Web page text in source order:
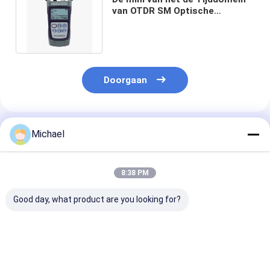
van OTDR SM Optische
Doorgaan
Geadviseerde Producten
Michael
8:38 PM
Good day, what product are you looking for?